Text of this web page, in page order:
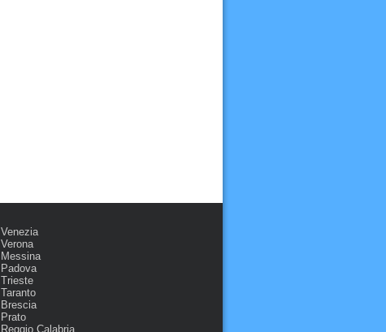
Venezia
Verona
Messina
Padova
Trieste
Taranto
Brescia
Prato
Reggio Calabria